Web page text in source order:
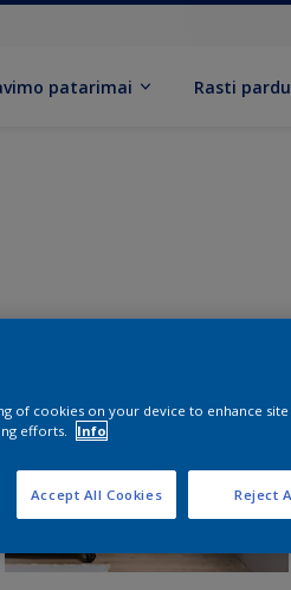
patarimai Rasti
of cookies on your device to enhance site
efforts.
Info
Reject
Accept All Cookies